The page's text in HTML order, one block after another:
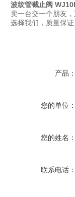
波纹管截止阀
卖一台交一个朋友
选择我们，质量保
产品：
您的单位：
您的姓名：
联系电话：